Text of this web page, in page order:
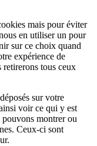
mais pour éviter
en utiliser un pour
sur ce choix quand
expérience de
tous ceux
sur votre
voir ce qui y est
pouvons montrer ou
Ceux-ci sont